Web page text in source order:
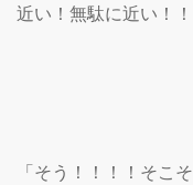
近い！無駄に近い！！
「そう！！！！そこ